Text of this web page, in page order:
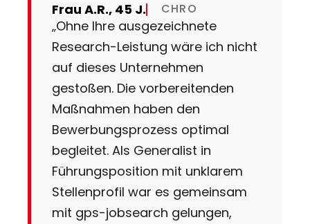
Frau A.R., 45 J. CHRO
„Ohne Ihre ausgezeichnete
Research-Leistung wäre ich nicht
auf dieses Unternehmen
gestoßen. Die vorbereitenden
Maßnahmen haben den
Bewerbungsprozess optimal
begleitet. Als Generalist in
Führungsposition mit unklarem
Stellenprofil war es gemeinsam
mit gps-jobsearch gelungen,